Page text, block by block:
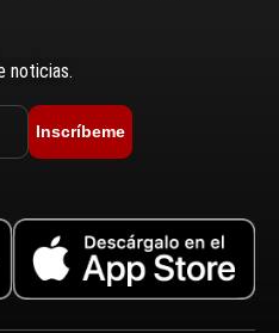
noticias.
Inscríbeme